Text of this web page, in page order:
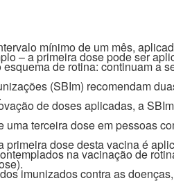
mínimo de um mês,
– a primeira dose pode ser
de rotina: continuam a
(SBIm) recomendam
de doses aplicadas, a
terceira dose em pessoas
dose desta vacina é
na vacinação de
imunizados contra as